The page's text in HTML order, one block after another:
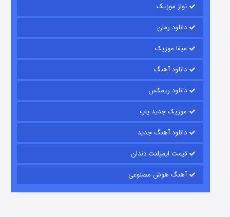
قسمت
نواز موزیک
دانلود رمان
میفا موزیک
دانلود آهنگ
دانلود ریمکس
موزیک جدید پاپ
دانلود آهنگ جدید
قیمت ایمپلنت دندان
آهنگ هوش مصنوعی